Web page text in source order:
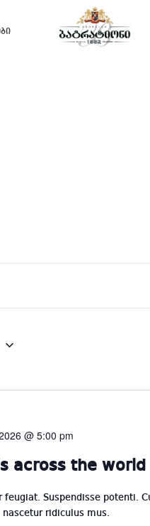
@ 5:00 pm
across the world
Suspendisse potenti.
ridiculus mus.